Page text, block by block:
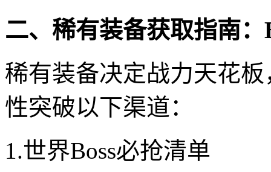
二、稀有装备获取指南
稀有装备决定战力天花
性突破以下渠道：
1.世界Boss必抢清单